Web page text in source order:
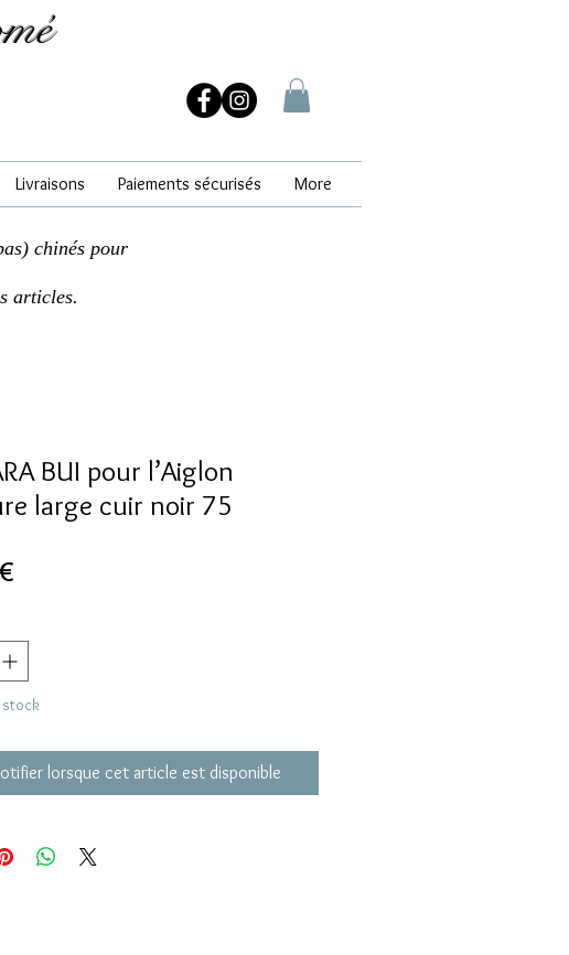
Livraisons Paiements sécurisés More
chinés pour
articles.
BUI pour l’Aiglon
large cuir noir 75
stock
lorsque cet article est disponible